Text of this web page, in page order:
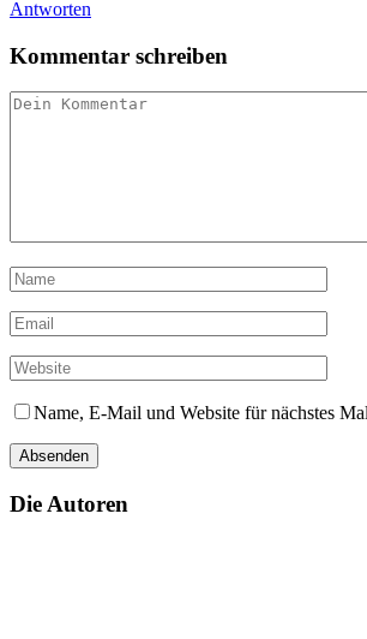
Antworten
Kommentar schreiben
Name, E-Mail und Website für nächstes
Die Autoren